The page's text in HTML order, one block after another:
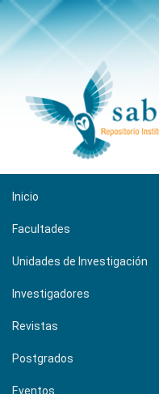
Inicio
Facultades
Unidades de Investigación
Investigadores
Revistas
Postgrados
Eventos